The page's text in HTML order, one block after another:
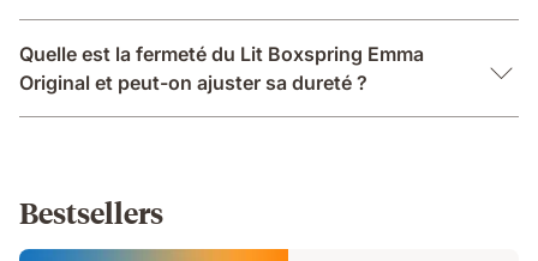
Quelle est la fermeté du Lit Boxspring Emma
Original et peut-on ajuster sa dureté ?
Bestsellers